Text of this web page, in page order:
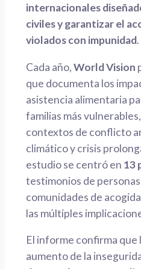
internacionales
civiles y garantizar el
violados con impunidad.
Cada año,World Vision
que documenta los
asistencia alimentaria
familias más
contextos de conflicto
climático y crisis
estudio se centró en 13
testimonios de
comunidades de
las múltiples
El informe confirma que
aumento de la